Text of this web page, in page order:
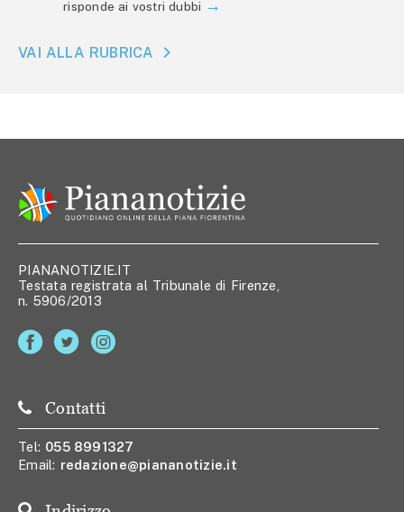
risponde ai vostri dubbi
VAI ALLA RUBRICA
PIANANOTIZIE.IT
Testata registrata al Tribunale di Firenze,
n. 5906/2013
Contatti
Tel: 055 8991327
Email: redazione@piananotizie.it